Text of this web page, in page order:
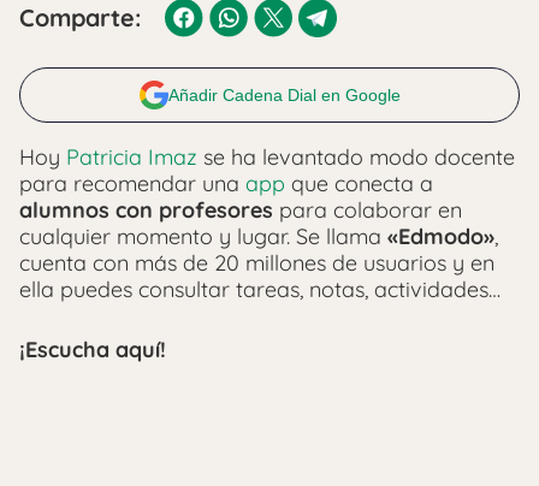
Comparte:
Añadir Cadena Dial en Google
Hoy Patricia Imaz se ha levantado modo docente
para recomendar una app que conecta a
alumnos con profesores para colaborar en
cualquier momento y lugar. Se llama «Edmodo»,
cuenta con más de 20 millones de usuarios y en
ella puedes consultar tareas, notas, actividades…
¡Escucha aquí!